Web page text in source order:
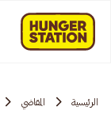
الرئيسية المقاضي